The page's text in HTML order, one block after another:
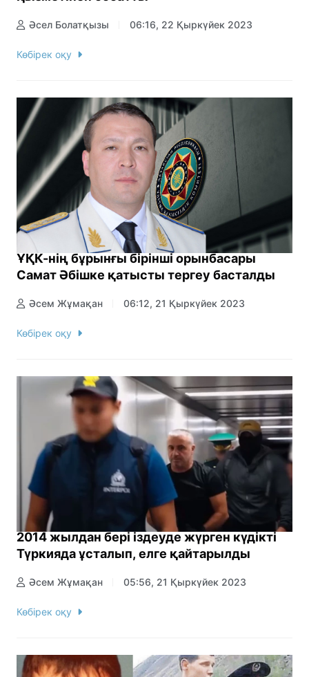
Әсел Болатқызы 06:16, 22 Қыркүйек 2023
Көбірек оқу
ҰҚК-нің бұрынғы бірінші орынбасары
Самат Әбішке қатысты тергеу басталды
Әсем Жұмақан 06:12, 21 Қыркүйек 2023
Көбірек оқу
2014 жылдан бері іздеуде жүрген күдікті
Түркияда ұсталып, елге қайтарылды
Әсем Жұмақан 05:56, 21 Қыркүйек 2023
Көбірек оқу